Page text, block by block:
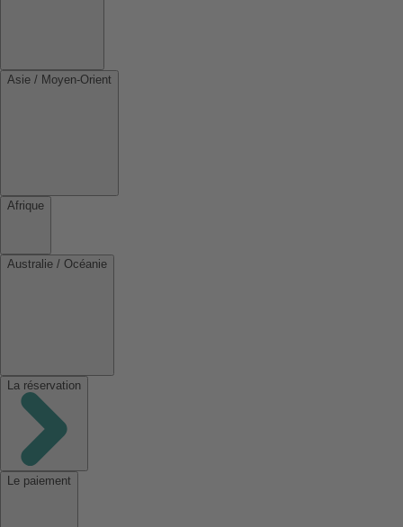
Asie / Moyen-Orient
Afrique
Australie / Océanie
La réservation
Le paiement